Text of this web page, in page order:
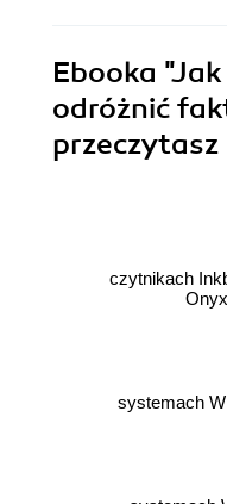
Ebooka
odróżnić
przeczytasz
czytnikach
systemach